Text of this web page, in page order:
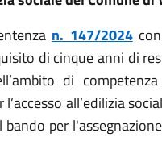
n. 147/2024con
di cinque anni di
di
all’edilizia
bando per